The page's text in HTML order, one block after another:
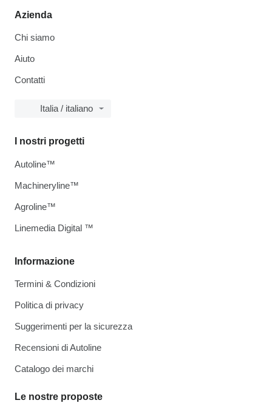
Azienda
Chi siamo
Aiuto
Contatti
Italia / italiano
Informazione
Termini & Condizioni
Politica di privacy
Suggerimenti per la sicurezza
Recensioni di Autoline
Catalogo dei marchi
Le nostre proposte
I nostri progetti
Autoline™
Machineryline™
Agroline™
Linemedia Digital ™